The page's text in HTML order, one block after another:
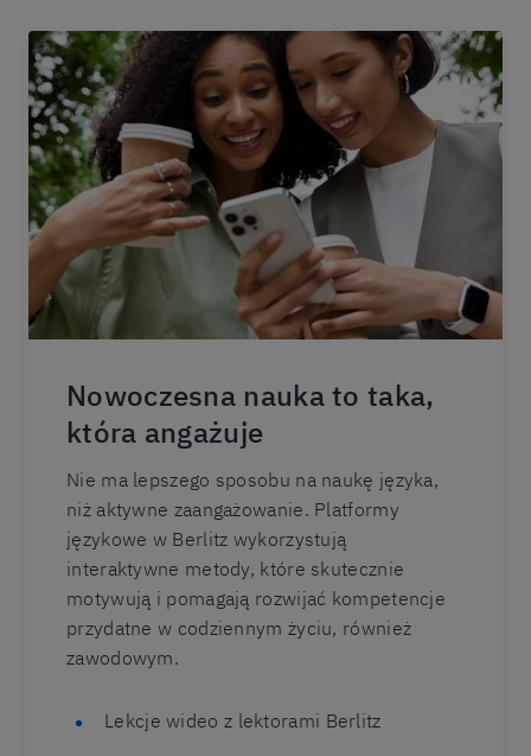
Nowoczesna nauka to taka,
która angażuje
Nie ma lepszego sposobu na naukę języka,
niż aktywne zaangażowanie. Platformy
językowe w Berlitz wykorzystują
interaktywne metody, które skutecznie
motywują i pomagają rozwijać kompetencje
przydatne w codziennym życiu, również
zawodowym.
Lekcje wideo z lektorami Berlitz